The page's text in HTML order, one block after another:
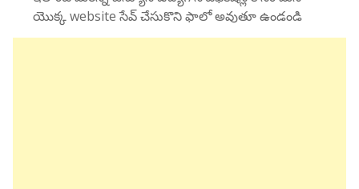
యొక్క website సేవ్ చేసుకొని ఫాలో అవుతూ ఉండండి